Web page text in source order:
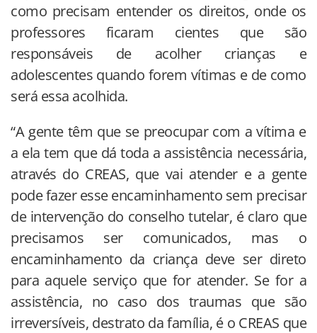
como precisam entender os direitos, onde os
professores ficaram cientes que são
responsáveis de acolher crianças e
adolescentes quando forem vítimas e de como
será essa acolhida.
“A gente têm que se preocupar com a vítima e
a ela tem que dá toda a assistência necessária,
através do CREAS, que vai atender e a gente
pode fazer esse encaminhamento sem precisar
de intervenção do conselho tutelar, é claro que
precisamos ser comunicados, mas o
encaminhamento da criança deve ser direto
para aquele serviço que for atender. Se for a
assistência, no caso dos traumas que são
irreversíveis, destrato da família, é o CREAS que